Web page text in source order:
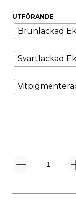
UTFÖRANDE
Brunlackad
Svartlackad
Kato